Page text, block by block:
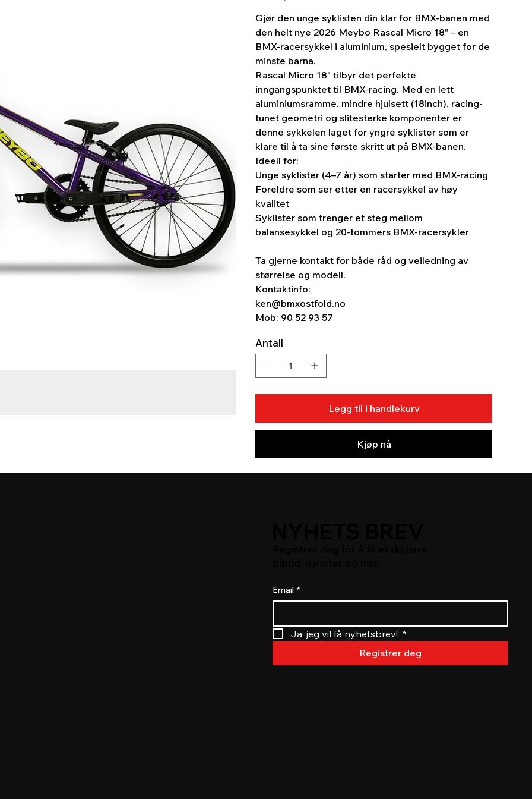
Gjør den unge syklisten din klar for BMX-banen med
den helt nye 2026 Meybo Rascal Micro 18" – en
BMX-racersykkel i aluminium, spesielt bygget for de
minste barna.
Rascal Micro 18" tilbyr det perfekte
inngangspunktet til BMX-racing. Med en lett
aluminiumsramme, mindre hjulsett (18inch), racing-
tunet geometri og slitesterke komponenter er
denne sykkelen laget for yngre syklister som er
klare til å ta sine første skritt ut på BMX-banen.
Ideell for:
Unge syklister (4–7 år) som starter med BMX-racing
Foreldre som ser etter en racersykkel av høy
kvalitet
Syklister som trenger et steg mellom
balansesykkel og 20-tommers BMX-racersykler
Ta gjerne kontakt for både råd og veiledning av
størrelse og modell.
Kontaktinfo:
ken@bmxostfold.no
Mob: 90 52 93 57
Antall
Legg til i handlekurv
Kjøp nå
Email *
Ja, jeg vil få nyhetsbrev! *
Registrer deg